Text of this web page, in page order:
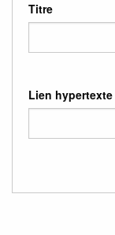
Titre
Lien hypertexte